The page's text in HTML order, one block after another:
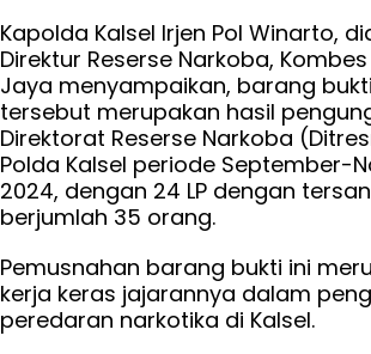
Kapolda Kalsel Irjen Pol Winarto,
Direktur Reserse Narkoba,
Jaya menyampaikan, barang
tersebut merupakan hasil
Direktorat Reserse Narkoba
Polda Kalsel periode September-
2024, dengan 24 LP dengan
berjumlah 35 orang.
Pemusnahan barang bukti ini
kerja keras jajarannya dalam
peredaran narkotika di Kalsel.